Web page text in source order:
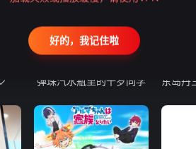
弹珠汽水瓶里的千岁同学
好的，我记住啦